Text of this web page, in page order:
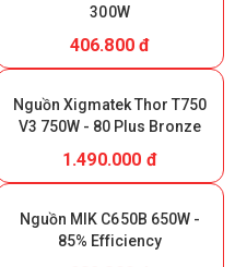
300W
406.800 đ
Nguồn Xigmatek Thor T750
V3 750W - 80 Plus Bronze
1.490.000 đ
Nguồn MIK C650B 650W -
85% Efficiency